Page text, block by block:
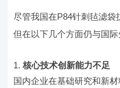
尽管我国在P84针刺毡滤袋
但在以下几个方面仍与国
核心技术创新能力不足
国内企业在基础研究和新